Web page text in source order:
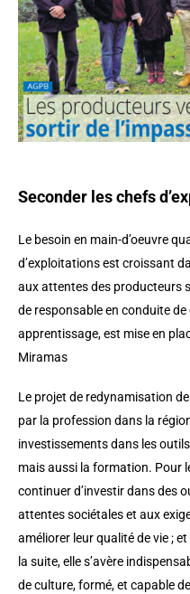
Seconder les chefs
Le besoin en main-d’oeuvre
d’exploitations est croissant
aux attentes des producteurs
de responsable en conduite
apprentissage, est mise en
Miramas
Le projet de redynamisation
par la profession dans la
investissements dans les
mais aussi la formation. Pour
continuer d’investir dans des
attentes sociétales et aux
améliorer leur qualité de vie ;
la suite, elle s’avère
de culture, formé, et capable